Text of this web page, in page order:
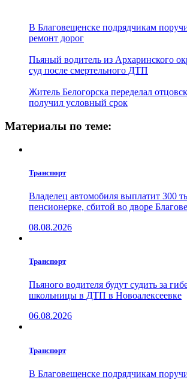
В Благовещенске подрядчикам
ремонт дорог
Пьяный водитель из Архаринского
суд после смертельного ДТП
Житель Белогорска переделал
получил условный срок
Материалы по теме:
Транспорт
Владелец автомобиля выплатит 300
пенсионерке, сбитой во дворе
08.08.2026
Транспорт
Пьяного водителя будут судить за
школьницы в ДТП в Новоалексеевке
06.08.2026
Транспорт
В Благовещенске подрядчикам